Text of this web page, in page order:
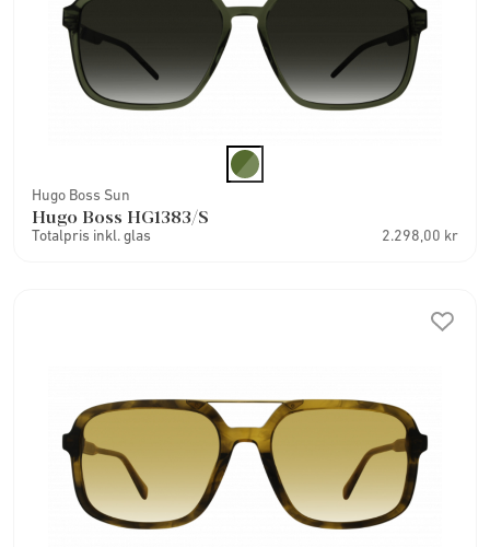
Hugo Boss Sun
Hugo Boss HG1383/S
Totalpris inkl. glas 2.298,00 kr